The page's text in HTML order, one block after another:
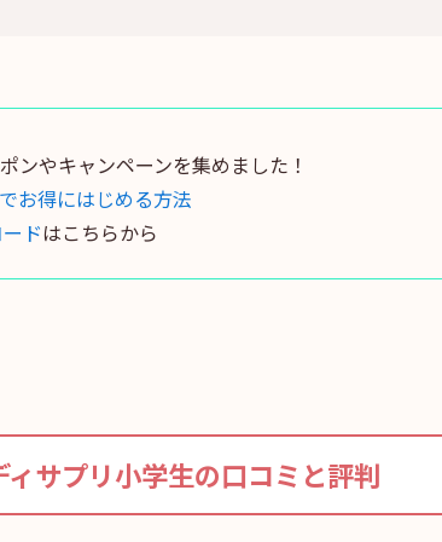
ンやキャンペーンを集めました！
お得にはじめる方法
ドはこちらから
サプリ小学生の口コミと評判